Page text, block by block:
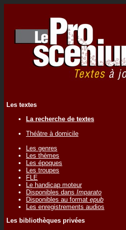
Les textes
La recherche de textes
Théâtre à domicile
Les genres
Les thèmes
Les époques
Les troupes
FLE
Le handicap moteur
Disponibles dans Imparato
Disponibles au format epub
Les enregistrements audios
Les bibliothèques privées